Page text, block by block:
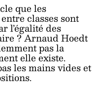
que les
classes sont
l’égalité des
? Arnaud Hoedt
pas la
elle existe.
les mains vides et